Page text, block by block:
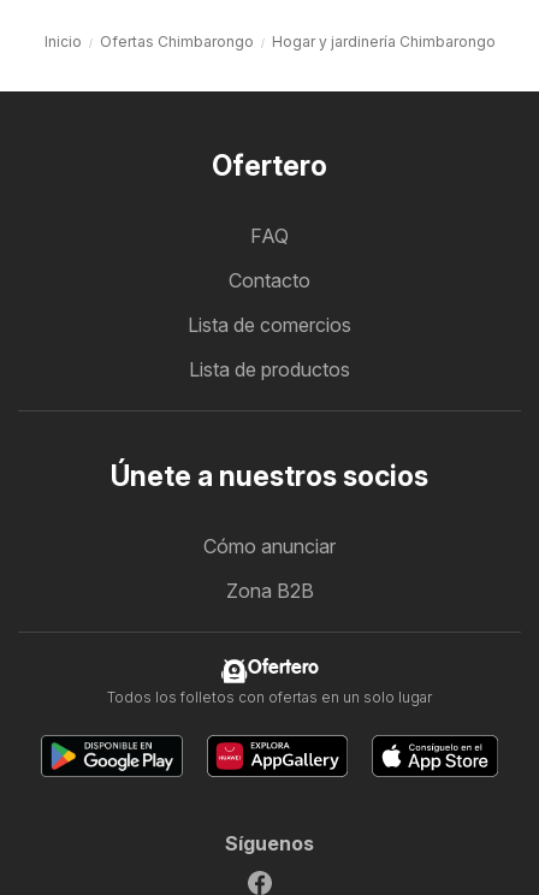
Inicio Ofertas Chimbarongo Hogar y jardinería Chimbarongo
Ofertero
FAQ
Contacto
Lista de comercios
Lista de productos
Únete a nuestros socios
Cómo anunciar
Zona B2B
Ofertero
Todos los folletos con ofertas en un solo lugar
Síguenos